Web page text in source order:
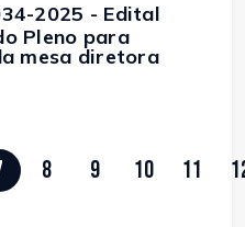
2025 - Edital
Pleno para
mesa diretora
8 9 10 11